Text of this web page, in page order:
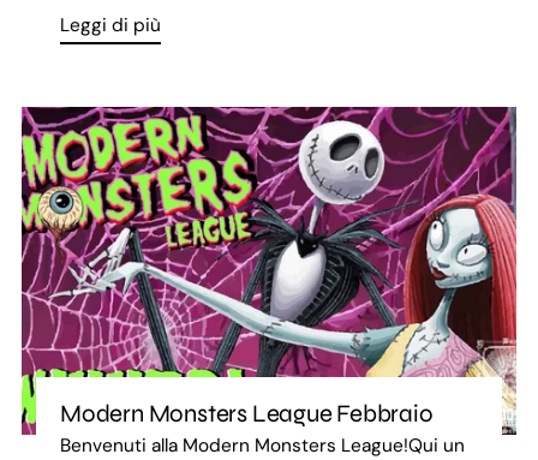
Leggi di più
Modern Monsters League Febbraio
Benvenuti alla Modern Monsters League!Qui un